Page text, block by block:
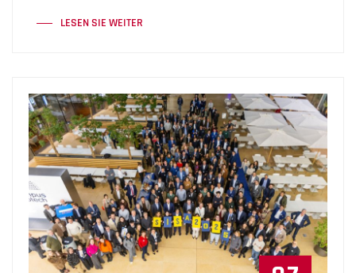
LESEN SIE WEITER